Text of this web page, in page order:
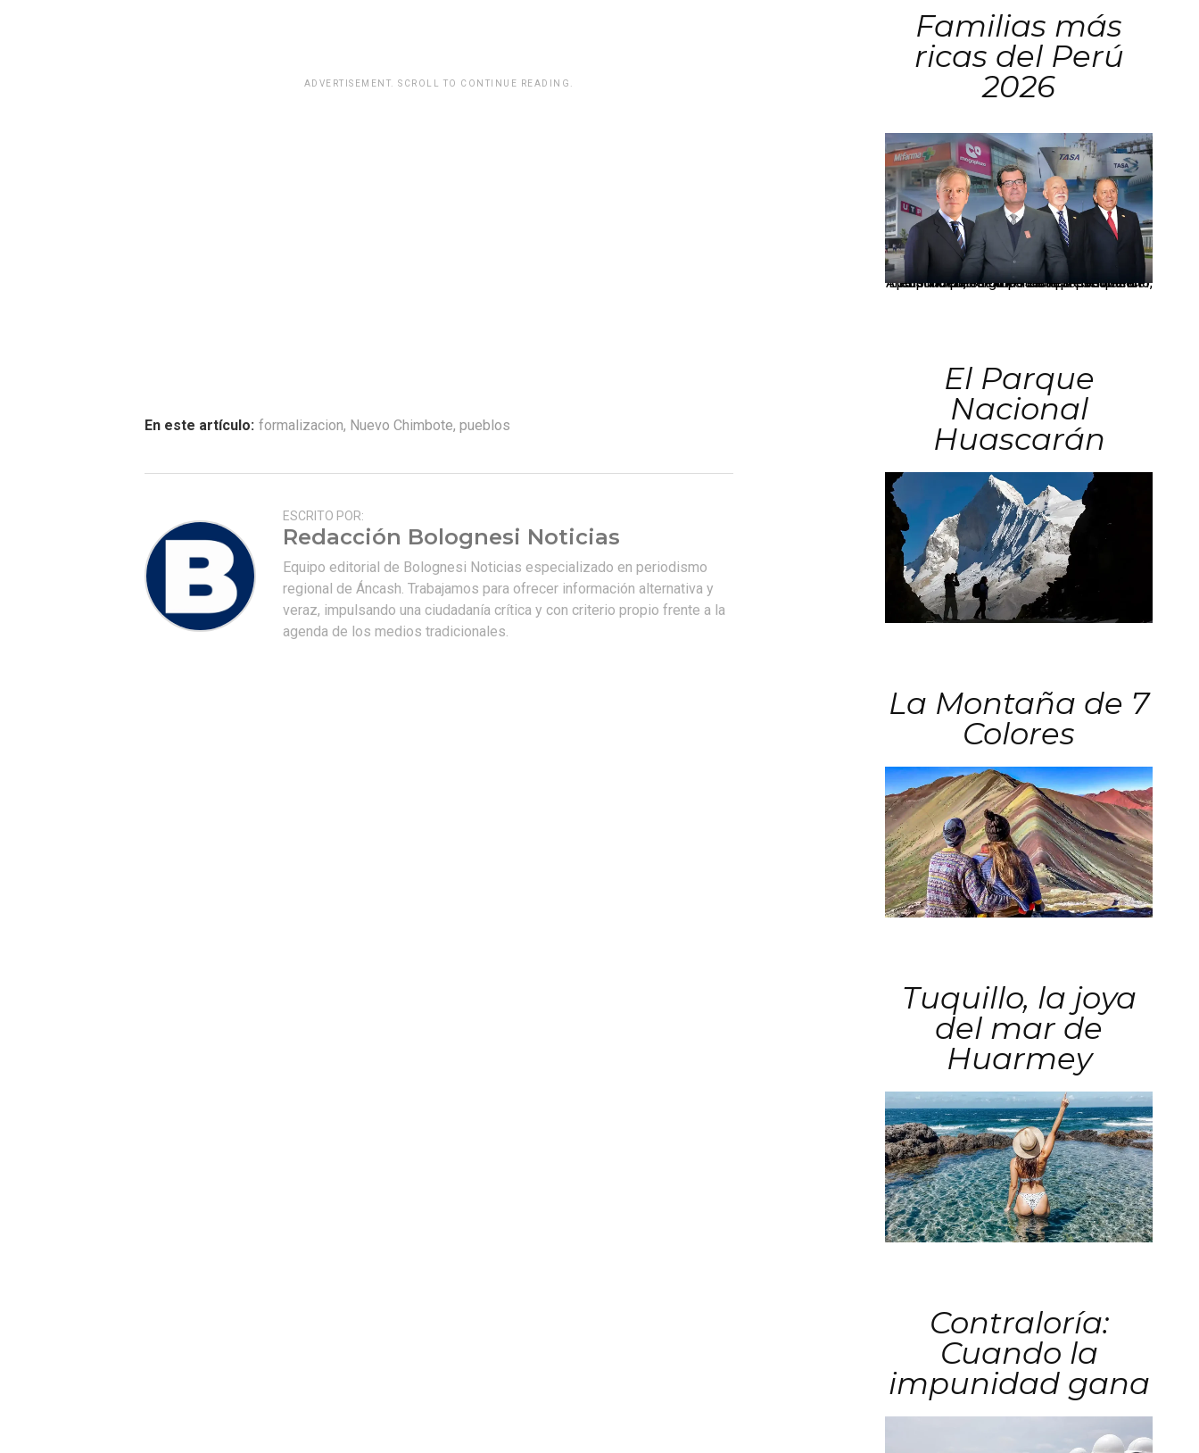
ADVERTISEMENT. SCROLL TO CONTINUE READING.
En este artículo: formalizacion, Nuevo Chimbote, pueblos
ESCRITO POR:
Redacción Bolognesi Noticias
Equipo editorial de Bolognesi Noticias especializado en periodismo
regional de Áncash. Trabajamos para ofrecer información alternativa y
veraz, impulsando una ciudadanía crítica y con criterio propio frente a la
agenda de los medios tradicionales.
Familias más
ricas del Perú
2026
Los principales grupos empresariales del país mantienen una fuerte presencia en Áncash mediante inversiones en comercio, educación, salud e industria pesquera.
El Parque
Nacional
Huascarán
La Montaña de 7
Colores
Tuquillo, la joya
del mar de
Huarmey
Contraloría:
Cuando la
impunidad gana